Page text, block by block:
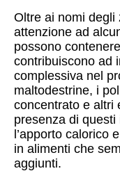
Oltre ai nomi degli
attenzione ad
possono
contribuiscono ad
complessiva nel
maltodestrine, i
concentrato e altri
presenza di
l’apporto calorico
in alimenti che
aggiunti.